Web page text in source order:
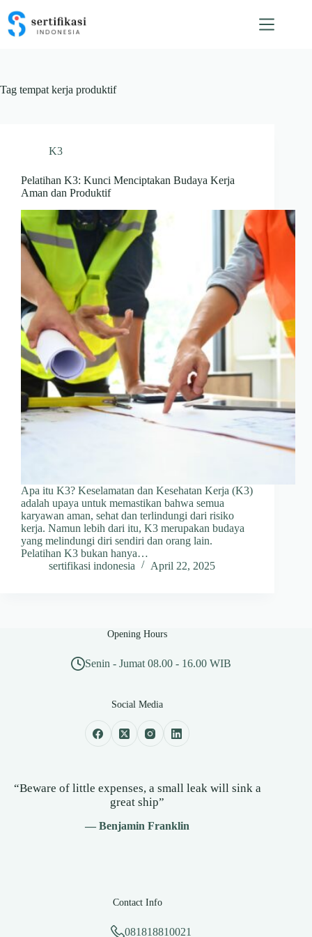
content
Tag tempat kerja produktif
K3
Pelatihan K3: Kunci Menciptakan Budaya Kerja
Aman dan Produktif
Apa itu K3? Keselamatan dan Kesehatan Kerja (K3)
adalah upaya untuk memastikan bahwa semua
karyawan aman, sehat dan terlindungi dari risiko
kerja. Namun lebih dari itu, K3 merupakan budaya
yang melindungi diri sendiri dan orang lain.
Pelatihan K3 bukan hanya…
sertifikasi indonesia
April 22, 2025
Opening Hours
Senin - Jumat 08.00 - 16.00 WIB
Social Media
“Beware of little expenses, a small leak will sink a
great ship”
— Benjamin Franklin
Contact Info
081818810021